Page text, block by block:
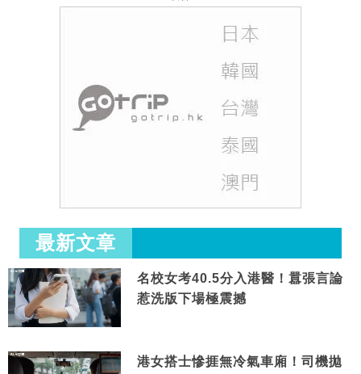
最新文章
名校女考40.5分入港醫！囂張言論
惹洗版下場極震撼
港女搭士慘捱無冷氣車廂！司機拋